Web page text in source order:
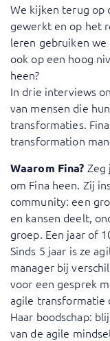
We kijken terug op
gewerkt en op het
leren gebruiken
ook op een hoog
heen?
In drie interviews
van mensen die
transformaties.
transformation
Waarom Fina? Zeg
om Fina heen. Zij
community: een
en kansen deelt,
groep. Een jaar of
Sinds 5 jaar is ze
manager bij
voor een gesprek
agile transformatie
Haar boodschap:
van de agile